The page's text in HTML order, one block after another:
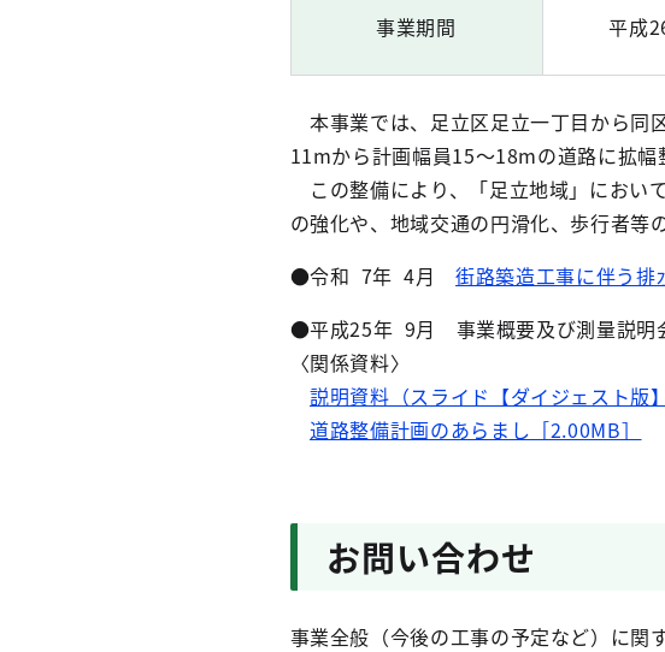
事業期間 平成
本事業では、足立区足立一丁目から同
11mから計画幅員15～18mの道路に拡幅
この整備により、「足立地域」におい
の強化や、地域交通の円滑化、歩行者等
●令和 7年 4月街路築造工事に伴う排
●平成25年 9月 事業概要及び測量説明
〈関係資料〉
説明資料（スライド【ダイジェスト版
道路整備計画のあらまし［2.00MB］
お問い合わせ
事業全般（今後の工事の予定など）に